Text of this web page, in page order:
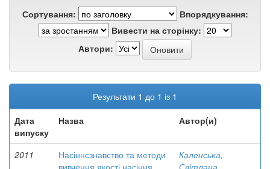
Сортування:
Впорядкування:
Вивести на сторінку:
Автори:
Результати 1 до 1 із 1
Дата
випуску
Назва Автор(и)
2011
Насіннєзнавство та методи
вивчення якості насіння
Каленська,
Світлана